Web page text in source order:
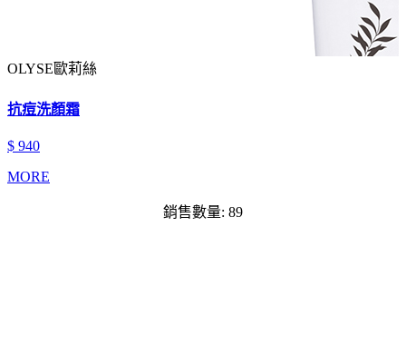
OLYSE歐莉絲
抗痘洗顏霜
$ 940
MORE
銷售數量: 89